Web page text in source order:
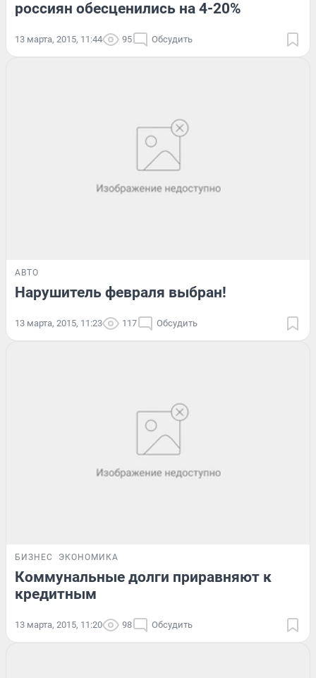
россиян обесценились на 4-20%
13 марта, 2015, 11:44 95 Обсудить
АВТО
Нарушитель февраля выбран!
13 марта, 2015, 11:23 117 Обсудить
БИЗНЕС ЭКОНОМИКА
Коммунальные долги приравняют к
кредитным
13 марта, 2015, 11:20 98 Обсудить